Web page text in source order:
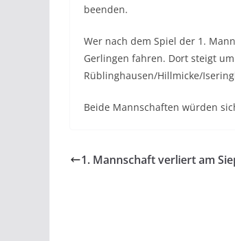
beenden.
Wer nach dem Spiel der 1.
Gerlingen fahren. Dort steigt
Rüblinghausen/Hillmicke/
Beide Mannschaften würden
1. Mannschaft verliert am